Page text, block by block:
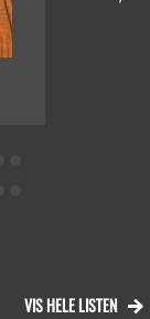
VIS HELE LISTEN